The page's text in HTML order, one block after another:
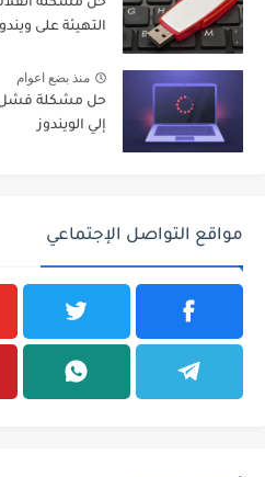
التهيئة على
منذ بضع اعوام
حل مشكلة فشل
إلي الويندوز
مواقع التواصل الإجتماعي